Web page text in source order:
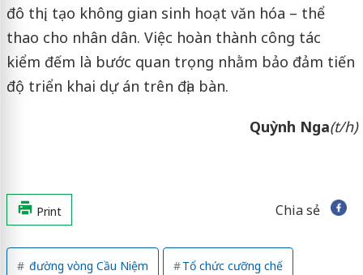
đô thị, tạo không gian sinh hoạt văn hóa – thể
thao cho nhân dân. Việc hoàn thành công tác
kiểm đếm là bước quan trọng nhằm bảo đảm tiến
độ triển khai dự án trên địa bàn.
Quỳnh Nga(t/h)
Print Chia sẻ
đường vòng Cầu Niệm Tổ chức cưỡng chế